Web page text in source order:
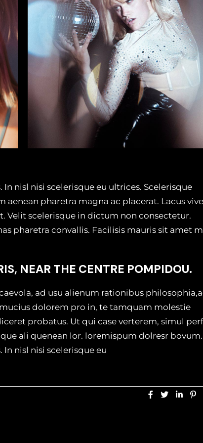
nisl nisi scelerisque eu ultrices. Scelerisque
pharetra magna ac placerat. Lacus
Velit scelerisque in dictum non consectetur.
pharetra convallis. Facilisis mauris sit amet
NEAR THE CENTRE POMPIDOU.
ad usu alienum rationibus
dolorem pro in, te tamquam molestie
probatus. Ut qui case verterem, simul
ali quenean lor. loremispum dolresr bovum.
nisl nisi scelerisque eu